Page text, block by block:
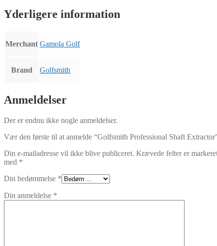
Yderligere information
Merchant Gamola Golf
Brand Golfsmith
Anmeldelser
Der er endnu ikke nogle anmeldelser.
Vær den første til at anmelde “Golfsmith Professional Shaft
Din e-mailadresse vil ikke blive publiceret. Krævede felter er
med *
Din bedømmelse *
Din anmeldelse *